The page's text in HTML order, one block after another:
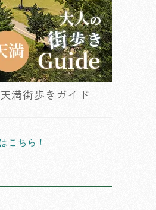
満街歩きガイド
こちら！